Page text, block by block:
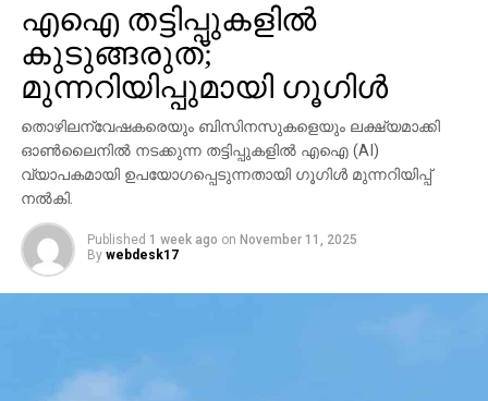
എഐ തട്ടിപ്പുകളില്‍
കുടുങ്ങരുത്;
മുന്നറിയിപ്പുമായി ഗൂഗിള്‍
തൊഴിലന്വേഷകരെയും ബിസിനസുകളെയും ലക്ഷ്യമാക്കി
ഓണ്‍ലൈനില്‍ നടക്കുന്ന തട്ടിപ്പുകളില്‍ എഐ (AI)
വ്യാപകമായി ഉപയോഗപ്പെടുന്നതായി ഗൂഗിള്‍ മുന്നറിയിപ്പ്
നല്‍കി.
Published 1 week ago on November 11, 2025
By webdesk17